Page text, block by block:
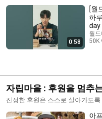
0:58
[월
하
day
월
50K
자립마을 : 후원을 멈추
진정한 후원은 스스로 살아가도록
아